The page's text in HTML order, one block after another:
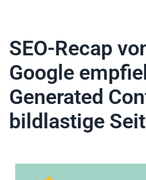
SEO-Recap
Google
Generated
bildlastige